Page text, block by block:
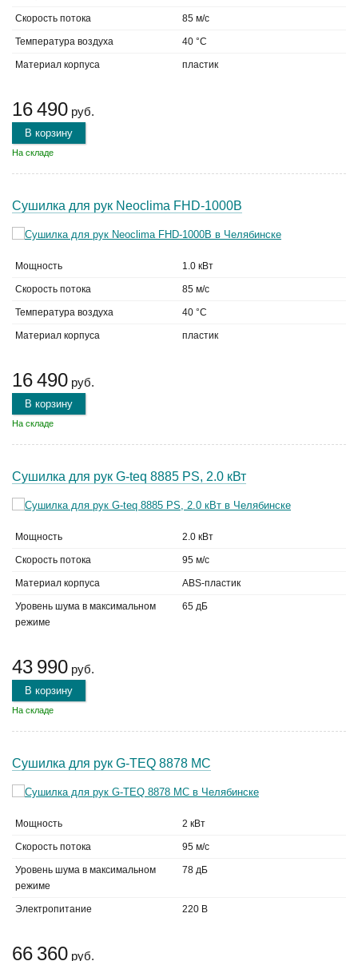
Скорость потока 85 м/с
Температура воздуха 40 °C
Материал корпуса пластик
16 490 руб.
В корзину
На складе
Сушилка для рук Neoclima FHD-1000B
Мощность 1.0 кВт
Скорость потока 85 м/с
Температура воздуха 40 °C
Материал корпуса пластик
16 490 руб.
В корзину
На складе
Сушилка для рук G-teq 8885 PS, 2.0 кВт
Мощность 2.0 кВт
Скорость потока 95 м/с
Материал корпуса ABS-пластик
Уровень шума в максимальном
режиме
65 дБ
43 990 руб.
В корзину
На складе
Сушилка для рук G-TEQ 8878 MC
Мощность 2 кВт
Скорость потока 95 м/с
Уровень шума в максимальном
режиме
78 дБ
Электропитание 220 В
66 360 руб.